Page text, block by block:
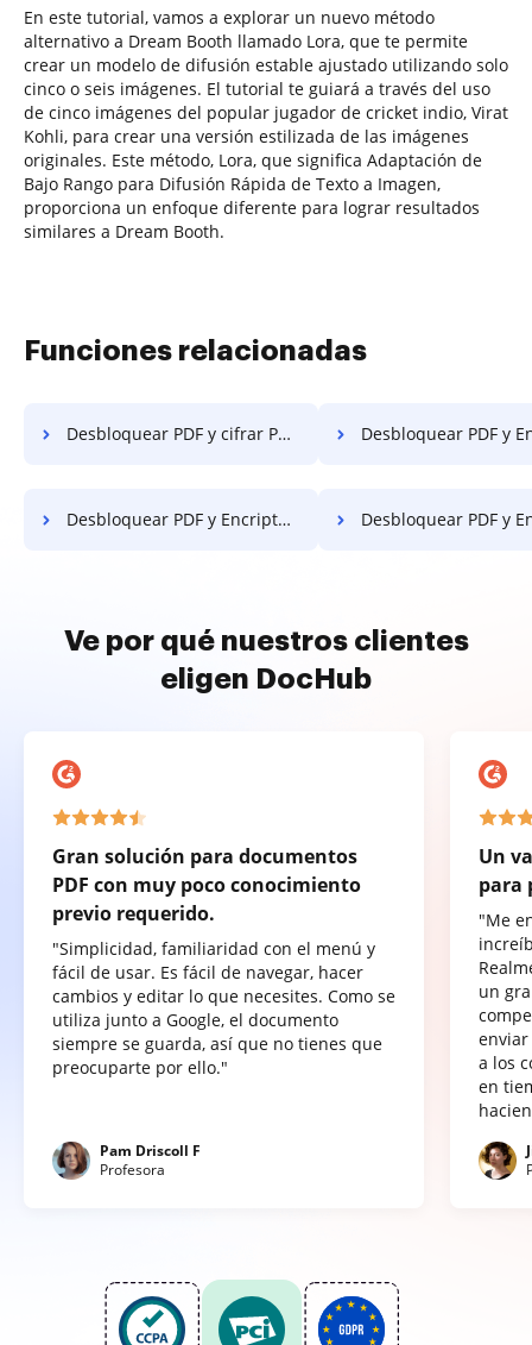
En este tutorial, vamos a explorar un nuevo método
alternativo a Dream Booth llamado Lora, que te permite
crear un modelo de difusión estable ajustado utilizando solo
cinco o seis imágenes. El tutorial te guiará a través del uso
de cinco imágenes del popular jugador de cricket indio, Virat
Kohli, para crear una versión estilizada de las imágenes
originales. Este método, Lora, que significa Adaptación de
Bajo Rango para Difusión Rápida de Texto a Imagen,
proporciona un enfoque diferente para lograr resultados
similares a Dream Booth.
Funciones relacionadas
Desbloquear PDF y cifrar PDF en móvil Desbloquear PDF y Encriptar PDF
Desbloquear PDF y Encriptar PDF en Windows Desbloquear PDF y Encriptar PDF
Ve por qué nuestros clientes
eligen DocHub
Gran solución para documentos
PDF con muy poco conocimiento
previo requerido.
"Simplicidad, familiaridad con el menú y
fácil de usar. Es fácil de navegar, hacer
cambios y editar lo que necesites. Como se
utiliza junto a Google, el documento
siempre se guarda, así que no tienes que
preocuparte por ello."
Pam Driscoll F
Profesora
Un
para
"Me
un
a los
en